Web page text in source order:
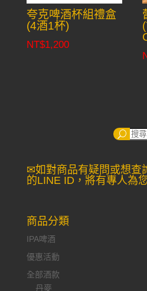
夸克啤酒杯組禮盒
(4酒1杯)
NT$1,200
✉如對商品有疑問或想查
的LINE ID，將有專人為
商品分類
IPA啤酒
優惠活動
全部酒款
丹麥